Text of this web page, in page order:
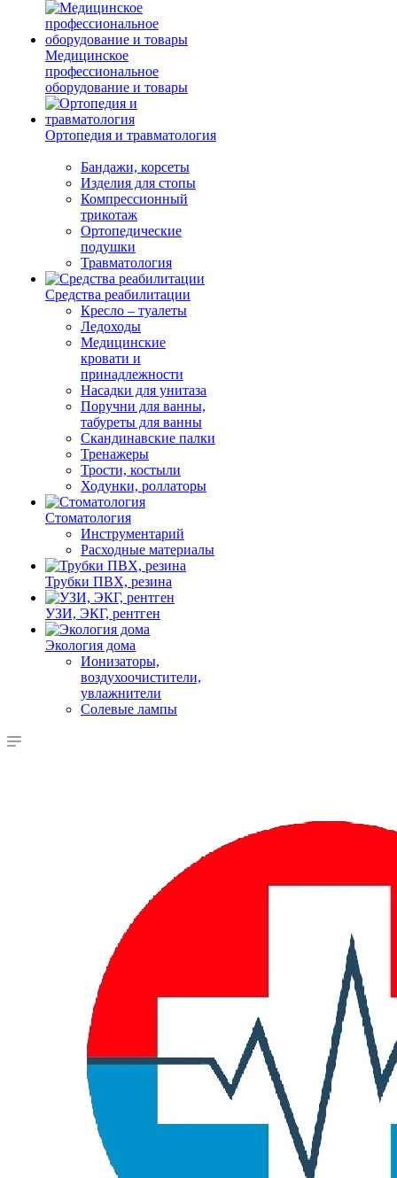
Медицинское
профессиональное
оборудование и товары
Ортопедия и травматология
Бандажи, корсеты
Изделия для стопы
Компрессионный
трикотаж
Ортопедические
подушки
Травматология
Средства реабилитации
Кресло – туалеты
Ледоходы
Медицинские
кровати и
принадлежности
Насадки для унитаза
Поручни для ванны,
табуреты для ванны
Скандинавские палки
Тренажеры
Трости, костыли
Ходунки, роллаторы
Стоматология
Инструментарий
Расходные материалы
Трубки ПВХ, резина
УЗИ, ЭКГ, рентген
Экология дома
Ионизаторы,
воздухоочистители,
увлажнители
Солевые лампы